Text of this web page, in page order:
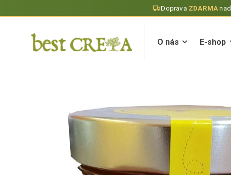
Doprava ZDARMAnad
O nás E-shop
O nás E-shop